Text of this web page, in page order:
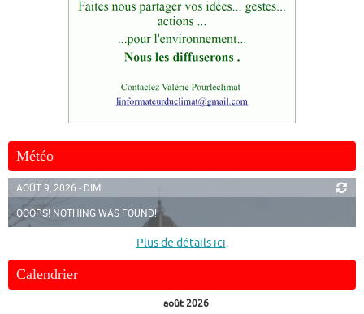
Météo
AOÛT 9, 2026 - DIM.
OOOPS! NOTHING WAS FOUND!
Plus de détails ici.
Calendrier
août 2026